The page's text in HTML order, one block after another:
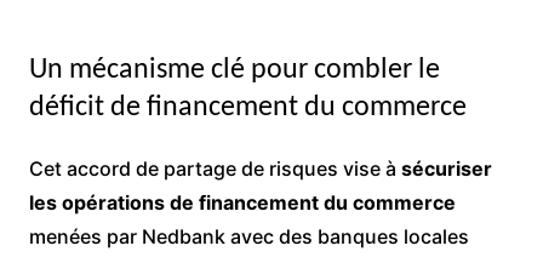
Un mécanisme clé pour combler le
déficit de financement du commerce
Cet accord de partage de risques vise à sécuriser
les opérations de financement du commerce
menées par Nedbank avec des banques locales